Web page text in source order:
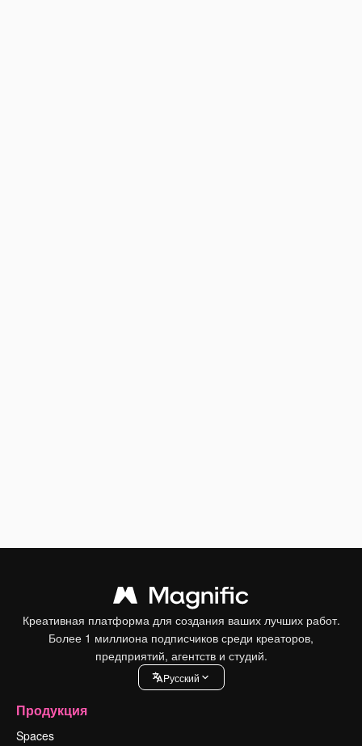
Креативная платформа для создания ваших лучших работ.
Более 1 миллиона подписчиков среди креаторов,
предприятий, агентств и студий.
Pусский
Продукция
Spaces